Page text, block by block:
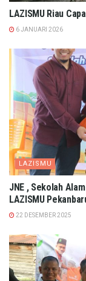
LAZISMU Riau
6 JANUARI 2026
LAZISMU
JNE , Sekolah
LAZISMU
22 DESEMBER 2025